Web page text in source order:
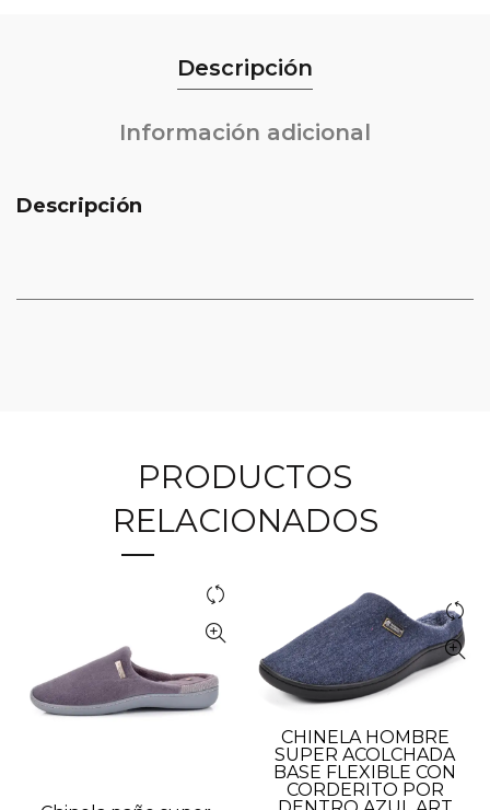
Descripción
Información adicional
Descripción
PRODUCTOS
RELACIONADOS
CHINELA HOMBRE
SUPER ACOLCHADA
BASE FLEXIBLE CON
CORDERITO POR